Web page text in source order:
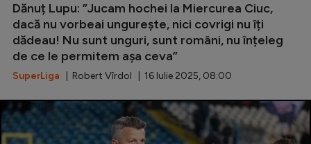
Dănuț Lupu: ”Jucam hochei la Miercurea Ciuc,
dacă nu vorbeai ungurește, nici covrigi nu îți
dădeau! Nu sunt unguri, sunt români, nu înțeleg
de ce le permitem așa ceva”
SuperLiga | Robert Vîrdol | 16 Iulie 2025, 08:00